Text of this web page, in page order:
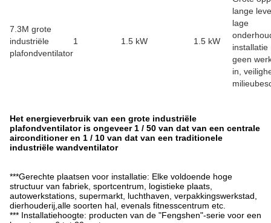
7.3M grote
industriële
plafondventilator
1 1.5 kW 1.5 kW
lange
lage
installatie
geen
in,
Het energieverbruik van een grote industriële
plafondventilator is ongeveer 1 / 50 van dat van een centrale
airconditioner en 1 / 10 van dat van een traditionele
industriële wandventilator
***Gerechte plaatsen voor installatie: Elke voldoende hoge
structuur van fabriek, sportcentrum, logistieke plaats,
autowerkstations, supermarkt, luchthaven, verpakkingswerkstad,
dierhouderij,alle soorten hal, evenals fitnesscentrum etc.
*** Installatiehoogte: producten van de "Fengshen"-serie voor een